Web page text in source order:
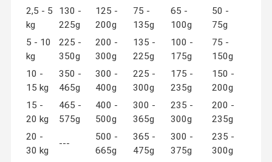
2,5 - 5
kg
130 -
225g
125 -
200g
75 -
135g
65 -
100g
50 -
75g
5 - 10
kg
225 -
350g
200 -
300g
135 -
225g
100 -
175g
75 -
150g
10 -
15 kg
350 -
465g
300 -
400g
225 -
300g
175 -
235g
150 -
200g
15 -
20 kg
465 -
575g
400 -
500g
300 -
365g
235 -
300g
200 -
235g
20 -
30 kg
---
500 -
665g
365 -
475g
300 -
375g
235 -
300g